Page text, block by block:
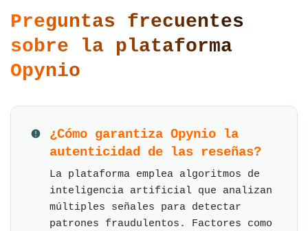
Preguntas frecuentes
sobre la plataforma
Opynio
¿Cómo garantiza Opynio la
autenticidad de las reseñas?
La plataforma emplea algoritmos de
inteligencia artificial que analizan
múltiples señales para detectar
patrones fraudulentos. Factores como